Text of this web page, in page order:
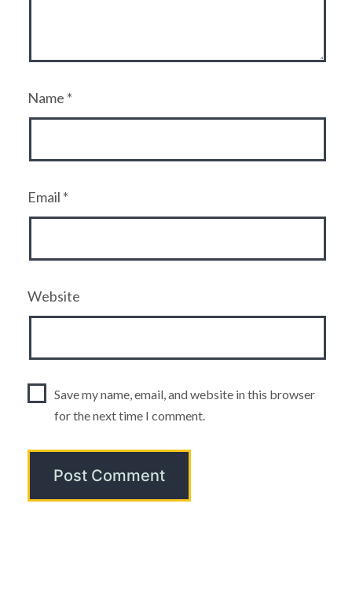
Name *
Email *
Website
Save my name, email, and website in this browser
for the next time I comment.